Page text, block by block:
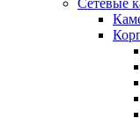
Сетевые